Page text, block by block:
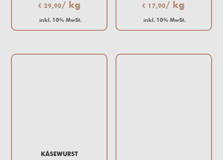
€29,90/ kg
inkl. 10% MwSt.
€ 17,90/ kg
inkl. 10% MwSt.
KÄSEWURST